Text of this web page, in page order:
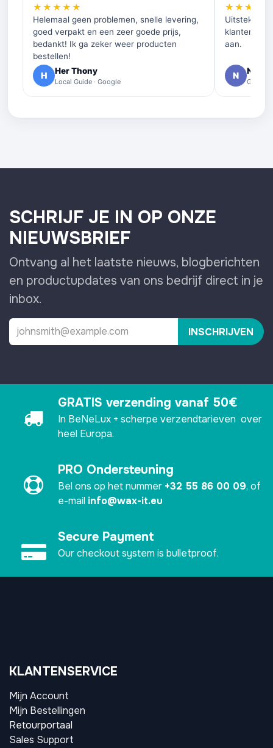
★★★★★
Helemaal geen problemen, snelle levering,
goed verpakt en een zeer goede prijs,
bedankt! Ik ga zeker weer producten
bestellen!
H Her Thony
Local Guide · Google
★★★★★
aan.
N Nelly
Google
SCHRIJF JE IN OP ONZE
NIEUWSBRIEF
Ontvang al het laatste nieuws, blogberichten
en productupdates van ons bedrijf direct in je
inbox.
INSCHRIJVEN
GRATIS verzending vanaf 50€
In BeNeLux + scherpe verzendtarieven over
heel Europa.
PRO Ondersteuning
Bel ons op het nummer +32 55 86 00 09, of
e-mail info@wax-it.eu
Secure Payment
Our checkout system is bulletproof.
KLANTENSERVICE
Mijn Account
Mijn Bestellingen
Retourportaal
Sales Support